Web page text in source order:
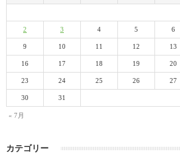
« 7月
2 3 4 5 6
9 10 11 12 13
16 17 18 19 20
23 24 25 26 27
30 31
カテゴリー